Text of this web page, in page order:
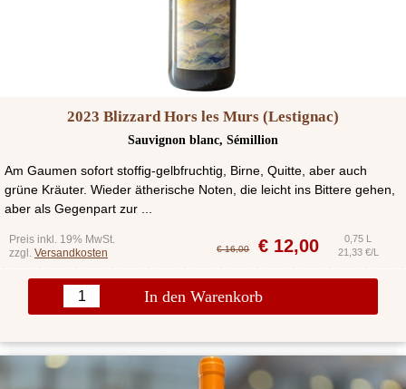
2023 Blizzard Hors les Murs (Lestignac)
Sauvignon blanc, Sémillion
Am Gaumen sofort stoffig-gelbfruchtig, Birne, Quitte, aber auch
grüne Kräuter. Wieder ätherische Noten, die leicht ins Bittere gehen,
aber als Gegenpart zur ...
Preis inkl. 19% MwSt.
zzgl. Versandkosten € 16,00 € 12,00
0,75 L
21,33 €/L
In den Warenkorb